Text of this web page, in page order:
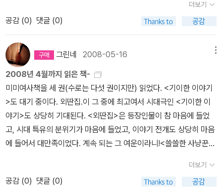
탄이라고요. 당신요? 이곳에서 당신은 항상 관광객이었어요. 당신이
요?''그애 아버지가 저한테 매우 소중한 사람이었습니다. 사진속 남자
말입니다. 지금은 죽었습니다.''와히드가 눈을 깜박였다.'당신 친구였
나요?'마음속 깊은 곳에서는, 나 역시 바바의 비밀을 지키고 싶었기
때문에, 본능적으로 그렇다고 대답하려 했다. 그러나 이미 충분히 많
은 거짓말이 행해졌다.'제 이복동생입니다.'중략'그애를 어쩔 생각인
가요?''페샤와르로 데려가려고요. 그곳에 그 아이를 돌봐줄 사람들이
있습니다.'와히드가 사진을 돌려주고 내 어깨에 두터운 손을 얹었
다.'당신은 참 존경할 만한 분입니다. 선생님. 당신은 진짜 아프가니스
탄인입니다.' P356진정한 용기란???아무것도 무서울게 없는게 용
기가 아닌거 같다.자신이 겁쟁이인걸 알지만 그걸 극복하는거........'이
미슐랭 조사원은 전문가지만, 그도 한 사람의 인간. 그의 미각이 '독
자'와 맞지 않는다면, 미슐랭 평가는 '나'에게는 옳지 않으며, 다베로
그에서 '나'와 비슷한 미각의 리뷰어를 찾았다면, 그 혹은 그녀의 평가
를 보고 음식점을 찾아가는 것은 결코 '헛일'이 아니다.라는 이야기.그
리고, 이것을 그대로 책에 적용시킨다.뒤로 가면, 이것에 대한 분석을
'맥락성'을 가지고 설명하고 있는데, 이 또한 흥미롭다.나의 평소 생각
은 '세상에 나쁜 책은 없다' ...와는 거리가 멀다. '나쁜 책은 졸라 많다.'
막 시간도 아깝고, 돈도 아까운 책들을 늘 보고 있다. 고르고 골라도,
어쩔 수 없이 일어나는 일이다. 책을 한 입만 베어 먹어 보고 그 맛을
다 알 수 있는 것도 아니고, 매번 처음부터 끝까지 다 읽어보고 살 수
있는 것도 아니고, 리뷰와 소개와 저자와 출판사 등의 기존의 패키지
를보고 '짐작해서' 구매할 수 밖에 없으니 말이다.내가 설령 '진짜 시
한 책은 근래 본 적도 없고, 앞으로 향후 십년간은 보기도 힘들듯, 사
끝이 찡하고 나까지 서러운건 왜일까!!발목에 방울소리를 끌며 발끝
으로춤추는 아이의 소리 없이 번지는 검은 눈물이 가보지도 못한아프
카니스탄 이름 모를 골목 어귀에서 헤매이는 나를 오래도록 잡아 끌
었다.
더보기
공감 (0) 댓글 (0)
그린네 2008-05-16
2008년 4월까지 읽은 책-
미미여사책을 세 권(수로는 다섯 권이지만) 읽었다. <기이한 이야기
>도 대기 중이다. 외딴집.이 그 중에 최고여서 시대극인 <기이한 이
야기>도 상당히 기대된다. <외딴집>은 등장인물이 참 마음에 들었
고, 시대 특유의 분위기가 마음에 들었고, 이야기 전개도 상당히 마음
에 들어서 대만족이었다. 계속 되는 그 여운이라니!<쓸쓸한 사냥꾼>
소소한 이야기가 빨리 읽히는 편이라 괜찮았지만 기대만큼은 아니었
다. 특히 <이와 손톱>을 차용한 단편이 들어있다 해서 같은 시기에
더보기
공감 (0) 댓글 (0)